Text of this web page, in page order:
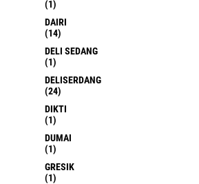
(1)
DAIRI
(14)
DELI SEDANG
(1)
DELISERDANG
(24)
DIKTI
(1)
DUMAI
(1)
GRESIK
(1)